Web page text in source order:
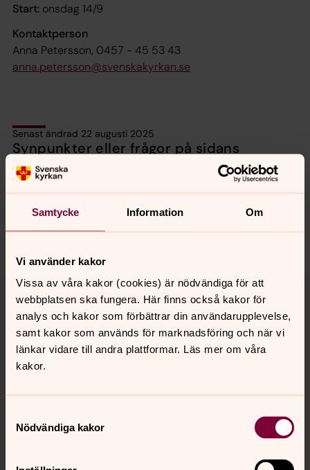
Samtycke Information Om
Vi använder kakor
Vissa av våra kakor (cookies) är nödvändiga för att
webbplatsen ska fungera. Här finns också kakor för
analys och kakor som förbättrar din användarupplevelse,
samt kakor som används för marknadsföring och när vi
länkar vidare till andra plattformar. Läs mer om våra
kakor.
Nödvändiga kakor
Start: onsdag 14/9
Kontaktperson
Anna Petersson, 0457 - 45 53 43
anna.petersson@svenskakyrkan.se
Senast ändrad 22 augusti 2025
Synpunkter eller frågor på sidans
innehåll?
Dela
Tillbaka till toppen
Tillbaka till innehållet
Kontakt
Kalender